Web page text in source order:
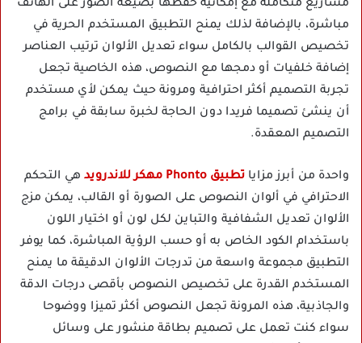
مشاريع متكاملة مع إمكانية حفظها بصيغة الصور على الهاتف
مباشرة، بالإضافة لذلك يمنح التطبيق المستخدم الحرية في
تخصيص القوالب بالكامل سواء تعديل الألوان ترتيب العناصر
إضافة خلفيات أو دمجها مع النصوص، هذه الخاصية تجعل
تجربة التصميم أكثر احترافية ومرونة حيث يمكن لأي مستخدم
أن ينشئ تصميما فريدا دون الحاجة لخبرة سابقة في برامج
التصميم المعقدة.
واحدة من أبرز مزايا تطبيق Phonto مهكر للاندرويد
هي التحكم
الاحترافي في ألوان النصوص على الصورة أو القالب، يمكن مزج
الألوان تعديل الشفافية والتباين لكل لون أو اختيار اللون
باستخدام الكود الخاص به أو حسب الرؤية المباشرة، كما يوفر
التطبيق مجموعة واسعة من تدرجات الألوان الدقيقة ما يمنح
المستخدم القدرة على تخصيص النصوص بأقصى درجات الدقة
والجاذبية، هذه المرونة تجعل النصوص أكثر تميزا ووضوحا
سواء كنت تعمل على تصميم بطاقة منشور على وسائل